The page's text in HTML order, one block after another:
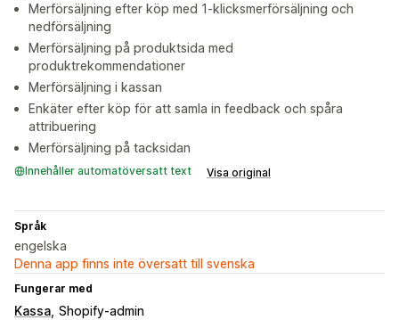
Merförsäljning efter köp med 1-klicksmerförsäljning och
nedförsäljning
Merförsäljning på produktsida med
produktrekommendationer
Merförsäljning i kassan
Enkäter efter köp för att samla in feedback och spåra
attribuering
Merförsäljning på tacksidan
Innehåller automatöversatt text Visa original
Språk
engelska
Denna app finns inte översatt till svenska
Fungerar med
Kassa Shopify-admin